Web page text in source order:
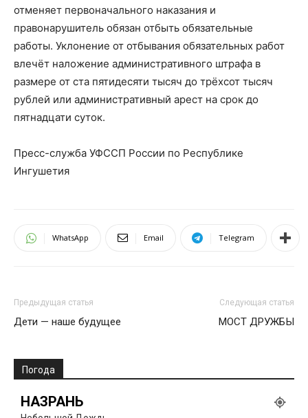
отменяет первоначального наказания и
правонарушитель обязан отбыть обязательные
работы. Уклонение от отбывания обязательных работ
влечёт наложение административного штрафа в
размере от ста пятидесяти тысяч до трёхсот тысяч
рублей или административный арест на срок до
пятнадцати суток.
Пресс-служба УФССП России по Республике
Ингушетия
WhatsApp Email Telegram
Предыдущая статья
Дети — наше будущее
Следующая статья
МОСТ ДРУЖБЫ
Погода
НАЗРАНЬ